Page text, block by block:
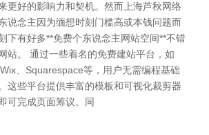
更好的影响力和契机。然而上海芦秋网络
说念主因为缅想时刻门槛高或本钱问题而
下有好多**免费个东说念主网站空间**不错
站。 通过一些着名的免费建站平台，如
、Squarespace等，用户无需编程基础
这些平台提供丰富的模板和可视化裁剪器
可完成页面筹议。同